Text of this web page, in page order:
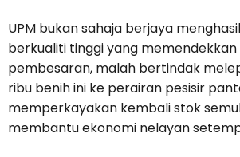
UPM bukan sahaja berjaya
berkualiti tinggi yang
pembesaran, malah bertindak
ribu benih ini ke perairan pesisir
memperkayakan kembali stok
membantu ekonomi nelayan